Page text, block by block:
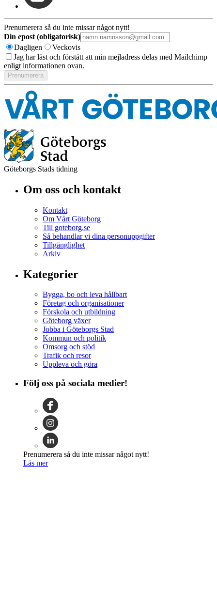
Prenumerera så du inte missar något nytt!
Din epost (obligatorisk)
Dagligen
Veckovis
Jag har läst och förstått att min mejladress delas med Mailchimp
enligt informationen ovan.
Göteborgs Stads tidning
Om oss och kontakt
Kontakt
Om Vårt Göteborg
Till goteborg.se
Så behandlar vi dina personuppgifter
Tillgänglighet
Arkiv
Kategorier
Bygga, bo och leva hållbart
Företag och organisationer
Förskola och utbildning
Göteborg växer
Jobba i Göteborgs Stad
Kommun och politik
Omsorg och stöd
Trafik och resor
Uppleva och göra
Följ oss på sociala medier!
Prenumerera så du inte missar något nytt!
Läs mer